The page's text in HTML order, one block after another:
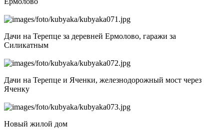
Дачи на Терепце за деревней Ермолово, гаражи за
Силикатным
Дачи на Терепце и Яченки, железнодорожный мост через
Яченку
Новый жилой дом